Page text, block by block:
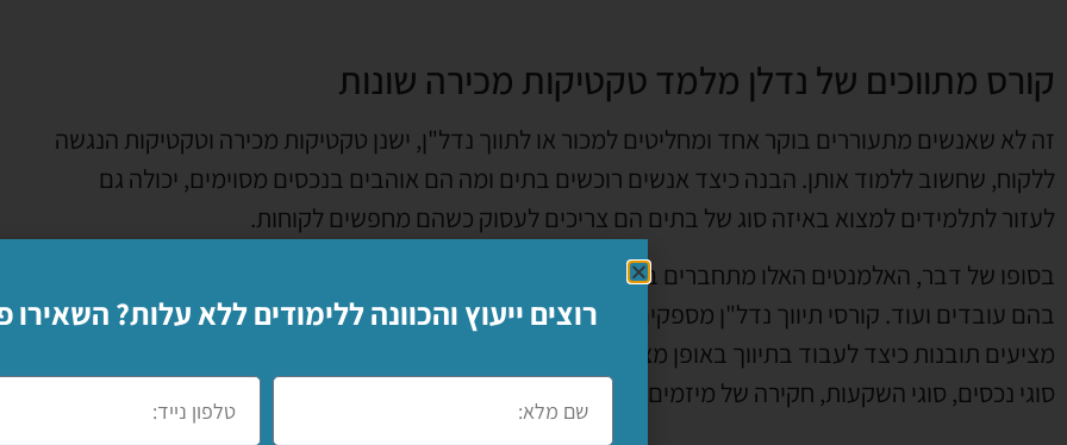
קורס מתווכים של נדלן מלמד טקטיקות מכירה שונות
זה לא שאנשים מתעוררים בוקר אחד ומחליטים למכור או לתווך נדל"ן, ישנן טקטיקות מכירה וטקטיקות הנגשה
ללקוח, שחשוב ללמוד אותן. הבנה כיצד אנשים רוכשים בתים ומה הם אוהבים בנכסים מסוימים, יכולה גם
לעזור לתלמידים למצוא באיזה סוג של בתים הם צריכים לעסוק כשהם מחפשים לקוחות.
בסופו של דבר, האלמנטים האלו מתחברים ביחד. הלקוחות, סוגי הנכסים שבהם עוסקים בעיקר, האזורים בארץ
בהם עובדים ועוד. קורסי תיווך נדל"ן מספקים היכרות מקיפה לענף הנדל"ן ולעסק התיווך, אך לא בלבד. הם
מציעים תובנות כיצד לעבוד בתיווך באופן מצליח, תוך שהם מספקים מידע רקע על תחומי הנדל"ן השונים, על
סוגי נכסים, סוגי השקעות, חקירה של מיזמים נדלניים ועוד.
רוצים ייעוץ והכוונה ללימודים ללא עלות? השאירו